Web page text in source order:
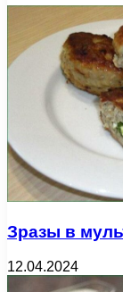
Зразы в
12.04.2024